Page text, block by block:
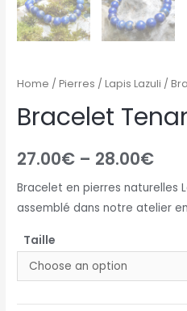
Home /Pierres /Lapis Lazuli /
Bracelet
27.00€ – 28.00€
Bracelet en pierres naturelles
assemblé dans notre atelier
Taille